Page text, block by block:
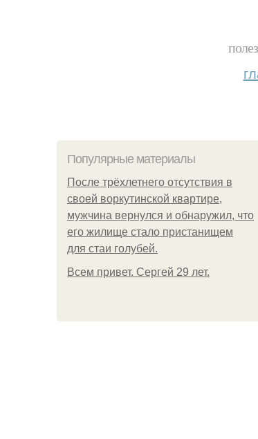
Популярные материалы
После трёхлетнего отсутствия в
своей воркутинской квартире,
мужчина вернулся и обнаружил, что
его жилище стало пристанищем
для стаи голубей.
Всем привет. Сергей 29 лет.